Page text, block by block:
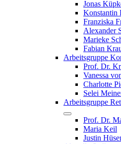
Jonas
Konstantin
Franziska
Alexander
Marieke
Fabian
Arbeitsgruppe
Prof. Dr.
Vanessa
Charlotte
Selei
Arbeitsgruppe
Prof. Dr.
Maria Keil
Justin